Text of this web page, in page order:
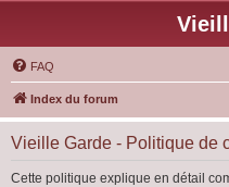
FAQ
Index du forum
Vieille Garde - Politique de
Cette politique explique en détail